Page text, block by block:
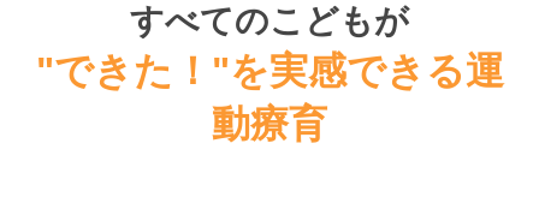
すべてのこどもが
"できた！"を実感できる運
動療育